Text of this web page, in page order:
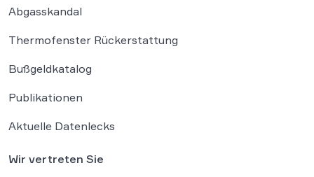
Abgasskandal
Thermofenster Rückerstattung
Bußgeldkatalog
Publikationen
Aktuelle Datenlecks
Wir vertreten Sie